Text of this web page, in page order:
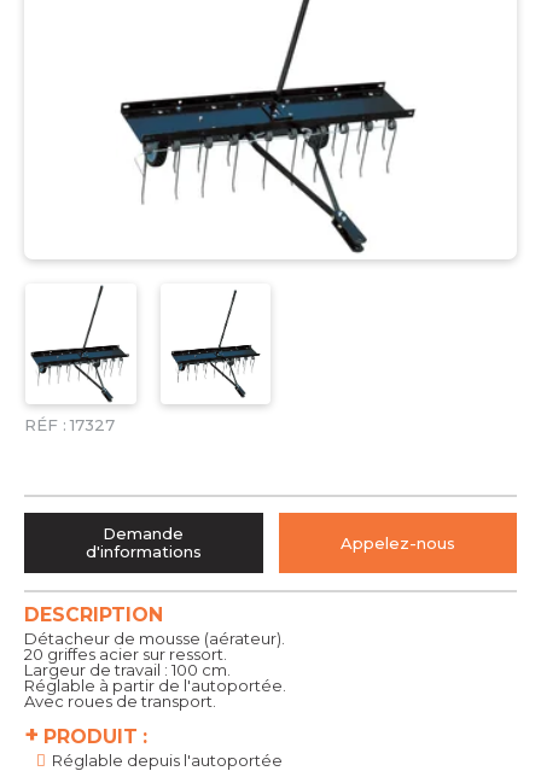
RÉF : 17327
+ PRODUIT :
Réglable depuis l'autoportée
DESCRIPTION
Détacheur de mousse (aérateur).
20 griffes acier sur ressort.
Largeur de travail : 100 cm.
Réglable à partir de l'autoportée.
Avec roues de transport.
Demande
d'informations
Appelez-nous